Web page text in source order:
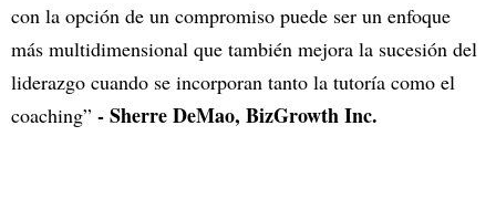
con la opción de un compromiso puede ser un enfoque
más multidimensional que también mejora la sucesión del
liderazgo cuando se incorporan tanto la tutoría como el
coaching” - Sherre DeMao, BizGrowth Inc.